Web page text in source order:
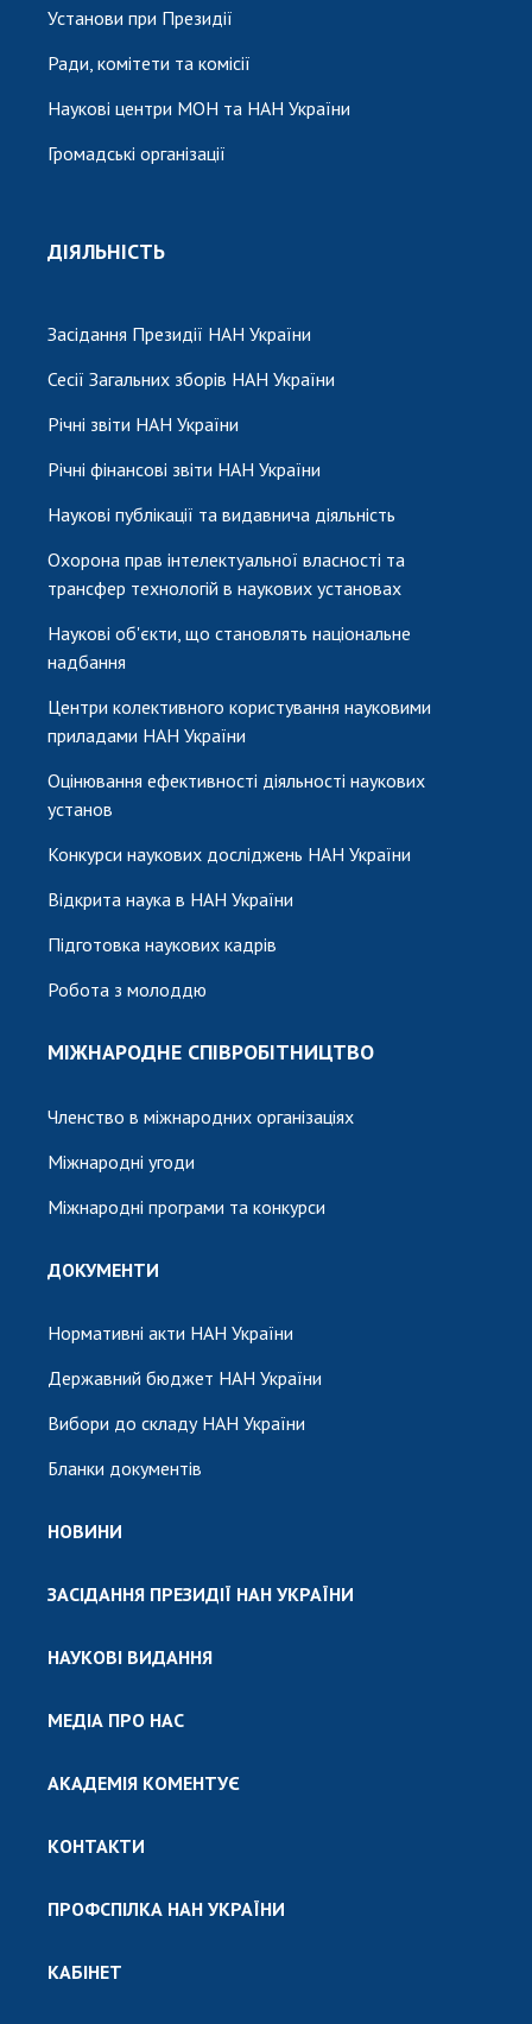
Установи при Президії
Ради, комітети та комісії
Наукові центри МОН та НАН України
Громадські організації
ДІЯЛЬНІСТЬ
Засідання Президії НАН України
Сесії Загальних зборів НАН України
Річні звіти НАН України
Річні фінансові звіти НАН України
Наукові публікації та видавнича діяльність
Охорона прав інтелектуальної власності та
трансфер технологій в наукових установах
Наукові об'єкти, що становлять національне
надбання
Центри колективного користування науковими
приладами НАН України
Оцінювання ефективності діяльності наукових
установ
Конкурси наукових досліджень НАН України
Відкрита наука в НАН України
Підготовка наукових кадрів
Робота з молоддю
МІЖНАРОДНЕ СПІВРОБІТНИЦТВО
Членство в міжнародних організаціях
Міжнародні угоди
Міжнародні програми та конкурси
ДОКУМЕНТИ
Нормативні акти НАН України
Державний бюджет НАН України
Вибори до складу НАН України
Бланки документів
НОВИНИ
ЗАСІДАННЯ ПРЕЗИДІЇ НАН УКРАЇНИ
НАУКОВІ ВИДАННЯ
МЕДІА ПРО НАС
АКАДЕМІЯ КОМЕНТУЄ
КОНТАКТИ
ПРОФСПІЛКА НАН УКРАЇНИ
КАБІНЕТ